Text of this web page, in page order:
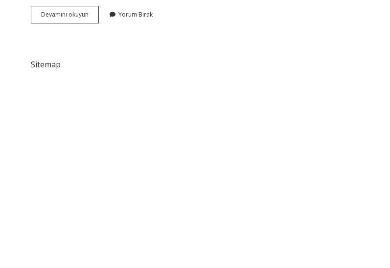
Devamını okuyun Bekaretini
Kaybettikten
Yorum Bırak
Sitemap